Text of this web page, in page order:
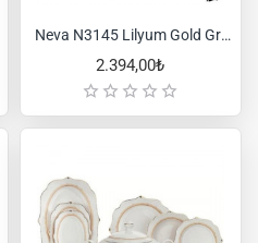
Neva N3145 Lilyum Gold Graye Tencere Seti
2.394,00₺